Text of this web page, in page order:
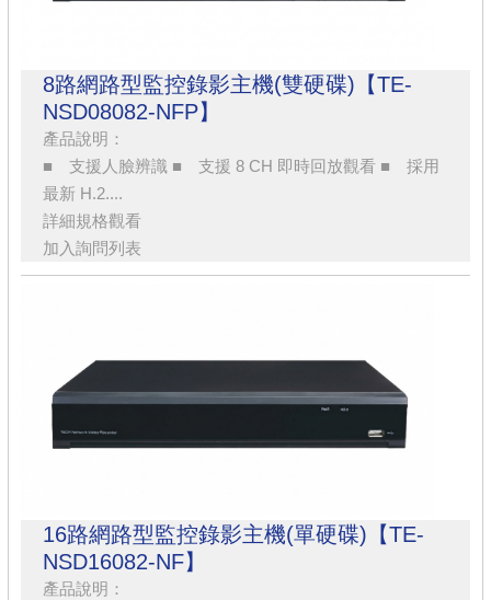
8路網路型監控錄影主機(雙硬碟)【TE-
NSD08082-NFP】
產品說明：
■ 支援人臉辨識 ■ 支援 8 CH 即時回放觀看 ■ 採用
最新 H.2....
詳細規格觀看
加入詢問列表
16路網路型監控錄影主機(單硬碟)【TE-
NSD16082-NF】
產品說明：